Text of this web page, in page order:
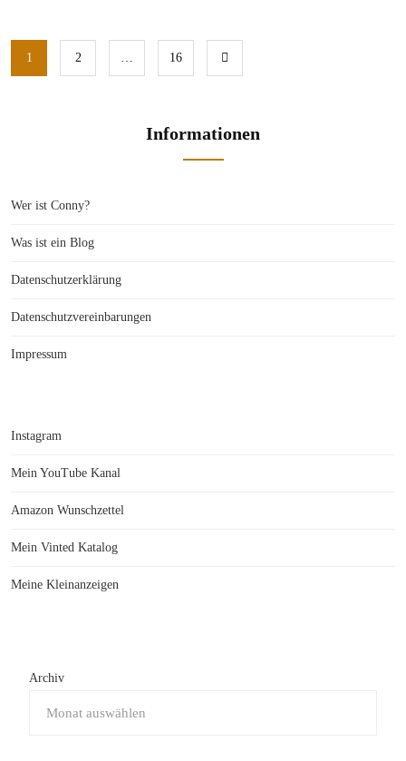
1 2 16
Informationen
Wer ist Conny?
Was ist ein Blog
Datenschutzerklärung
Datenschutzvereinbarungen
Impressum
Instagram
Mein YouTube Kanal
Amazon Wunschzettel
Mein Vinted Katalog
Meine Kleinanzeigen
Archiv